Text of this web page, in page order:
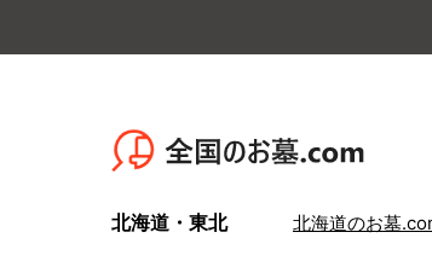
北海道・東北 北海道のお墓